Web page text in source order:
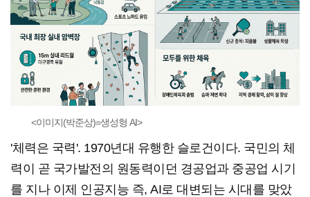
<이미지(박준상)=생성형 AI>
'체력은 국력'. 1970년대 유행한 슬로건이다. 국민의 체
력이 곧 국가발전의 원동력이던 경공업과 중공업 시기
를 지나 이제 인공지능 즉, AI로 대변되는 시대를 맞았